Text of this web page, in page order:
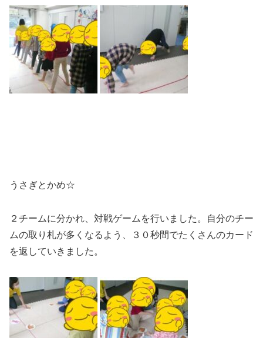
うさぎとかめ☆
２チームに分かれ、対戦ゲームを行いました。自分のチー
ムの取り札が多くなるよう、３０秒間でたくさんのカード
を返していきました。